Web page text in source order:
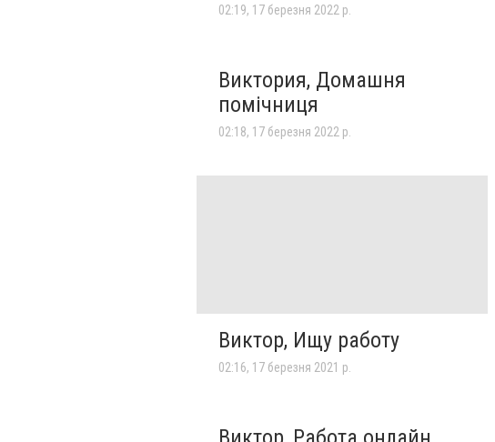
02:19, 17 березня 2022 р.
Виктория, Домашня
помічниця
02:18, 17 березня 2022 р.
Виктор, Ищу работу
02:16, 17 березня 2021 р.